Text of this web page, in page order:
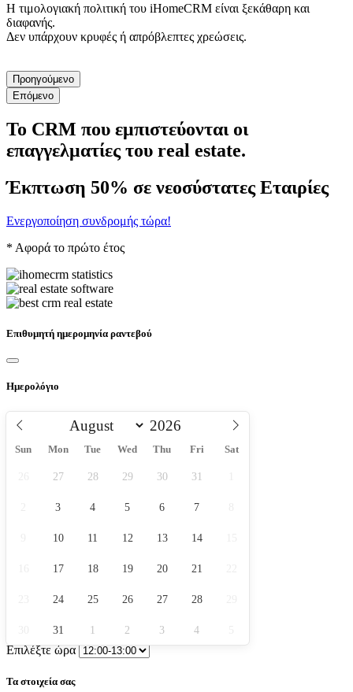
Η τιμολογιακή πολιτική του iHomeCRM είναι ξεκάθαρη και
διαφανής.
Δεν υπάρχουν κρυφές ή απρόβλεπτες χρεώσεις.
Προηγούμενο
Επόμενο
Το CRM που εμπιστεύονται οι
επαγγελματίες του real estate.
Έκπτωση 50% σε νεοσύστατες Εταιρίες
Ενεργοποίηση συνδρομής τώρα!
* Αφορά το πρώτο έτος
Επιθυμητή ημερομηνία ραντεβού
Ημερολόγιο
Sun Mon Tue Wed Thu Fri Sat
27 28 29 30 31
3 4 5 6 7
10 11 12 13 14
17 18 19 20 21
24 25 26 27 28
31 1 2 3 4
Επιλέξτε ώρα
Τα στοιχεία σας